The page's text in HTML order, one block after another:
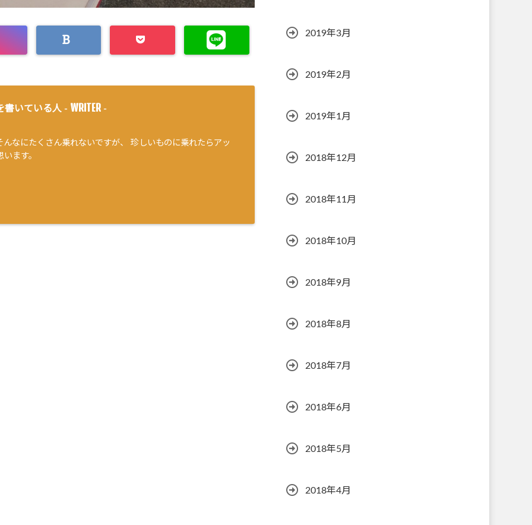
書いている人 - WRITER -
んなにたくさん乗れないですが、 珍しいものに乗れたらアッ
ます。
2019年3月
2019年2月
2019年1月
2018年12月
2018年11月
2018年10月
2018年9月
2018年8月
2018年7月
2018年6月
2018年5月
2018年4月